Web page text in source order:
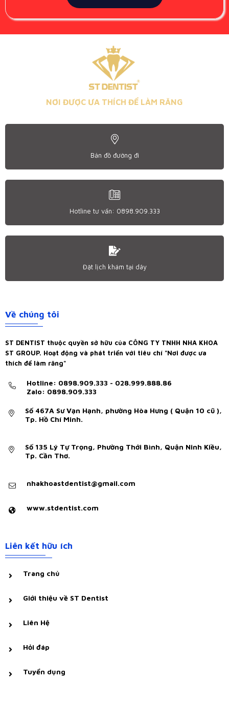
NƠI ĐƯỢC ƯA THÍCH ĐỂ LÀM RĂNG
Bản đồ đường đi
Hotline tư vấn: 0898.909.333
Đặt lịch khám tại dây
Về chúng tôi
ST DENTIST thuộc quyền sở hữu của CÔNG TY TNHH NHA KHOA
ST GROUP. Hoạt động và phát triển với tiêu chí "Nơi được ưa
thích để làm răng"
Hotline: 0898.909.333 - 028.999.888.86
Zalo: 0898.909.333
Số 467A Sư Vạn Hạnh, phường Hòa Hưng ( Quận 10 cũ ),
Tp. Hồ Chí Minh.
Số 135 Lý Tự Trọng, Phường Thới Bình, Quận Ninh Kiều,
Tp. Cần Thơ.
nhakhoastdentist@gmail.com
www.stdentist.com
Liên kết hữu ích
Trang chủ
Giới thiệu về ST Dentist
Liên Hệ
Hỏi đáp
Tuyển dụng